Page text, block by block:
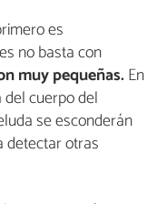
es
no basta con
muy pequeñas.En
cuerpo del
se esconderán
detectar otras